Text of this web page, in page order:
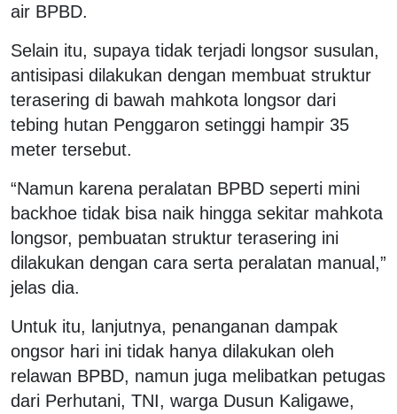
air BPBD.
Selain itu, supaya tidak terjadi longsor susulan,
antisipasi dilakukan dengan membuat struktur
terasering di bawah mahkota longsor dari
tebing hutan Penggaron setinggi hampir 35
meter tersebut.
“Namun karena peralatan BPBD seperti mini
backhoe tidak bisa naik hingga sekitar mahkota
longsor, pembuatan struktur terasering ini
dilakukan dengan cara serta peralatan manual,”
jelas dia.
Untuk itu, lanjutnya, penanganan dampak
ongsor hari ini tidak hanya dilakukan oleh
relawan BPBD, namun juga melibatkan petugas
dari Perhutani, TNI, warga Dusun Kaligawe,